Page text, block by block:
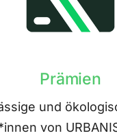
Prämien
und
von